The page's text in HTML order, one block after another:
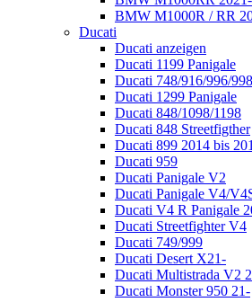
BMW M1000R / RR
Ducati
Ducati anzeigen
Ducati 1199 Panigale
Ducati 748/916/996/998
Ducati 1299 Panigale
Ducati 848/1098/1198
Ducati 848 Streetfigther
Ducati 899 2014 bis
Ducati 959
Ducati Panigale V2
Ducati Panigale V4/
Ducati V4 R Panigale
Ducati Streetfighter V4
Ducati 749/999
Ducati Desert X21-
Ducati Multistrada V2
Ducati Monster 950 21-